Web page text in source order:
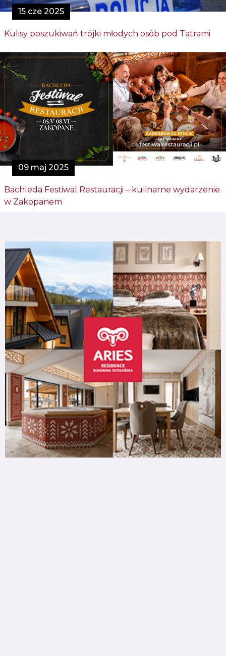
15 cze 2025
Kulisy poszukiwań trójki młodych osób pod Tatrami
09 maj 2025
Bachleda Festiwal Restauracji – kulinarne wydarzenie
w Zakopanem